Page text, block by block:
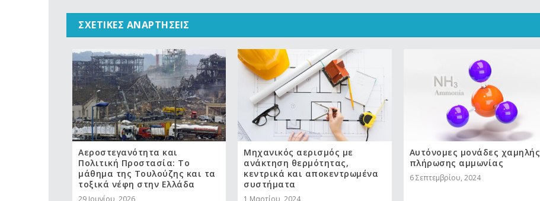
ΣΧΕΤΙΚΈΣ ΑΝΑΡΤΉΣΕΙΣ
Αεροστεγανότητα και
Πολιτική Προστασία: Το
μάθημα της Τουλούζης και τα
τοξικά νέφη στην Ελλάδα
29 Ιουνίου, 2026
Μηχανικός αερισμός με
ανάκτηση θερμότητας,
κεντρικά και αποκεντρωμένα
συστήματα
1 Μαρτίου, 2024
Αυτόνομες μονάδες χαμηλής
πλήρωσης αμμωνίας
6 Σεπτεμβρίου, 2024